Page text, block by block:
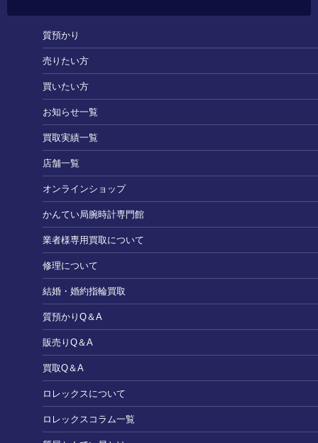
質預かり
売りたい方
買いたい方
お知らせ一覧
買取実績一覧
店舗一覧
オンラインショップ
かんてい局腕時計専門館
業者様専用買取について
修理について
結婚・婚約指輪買取
質預かりQ＆A
販売りQ＆A
買取Q＆A
ロレックスについて
ロレックスコラム一覧